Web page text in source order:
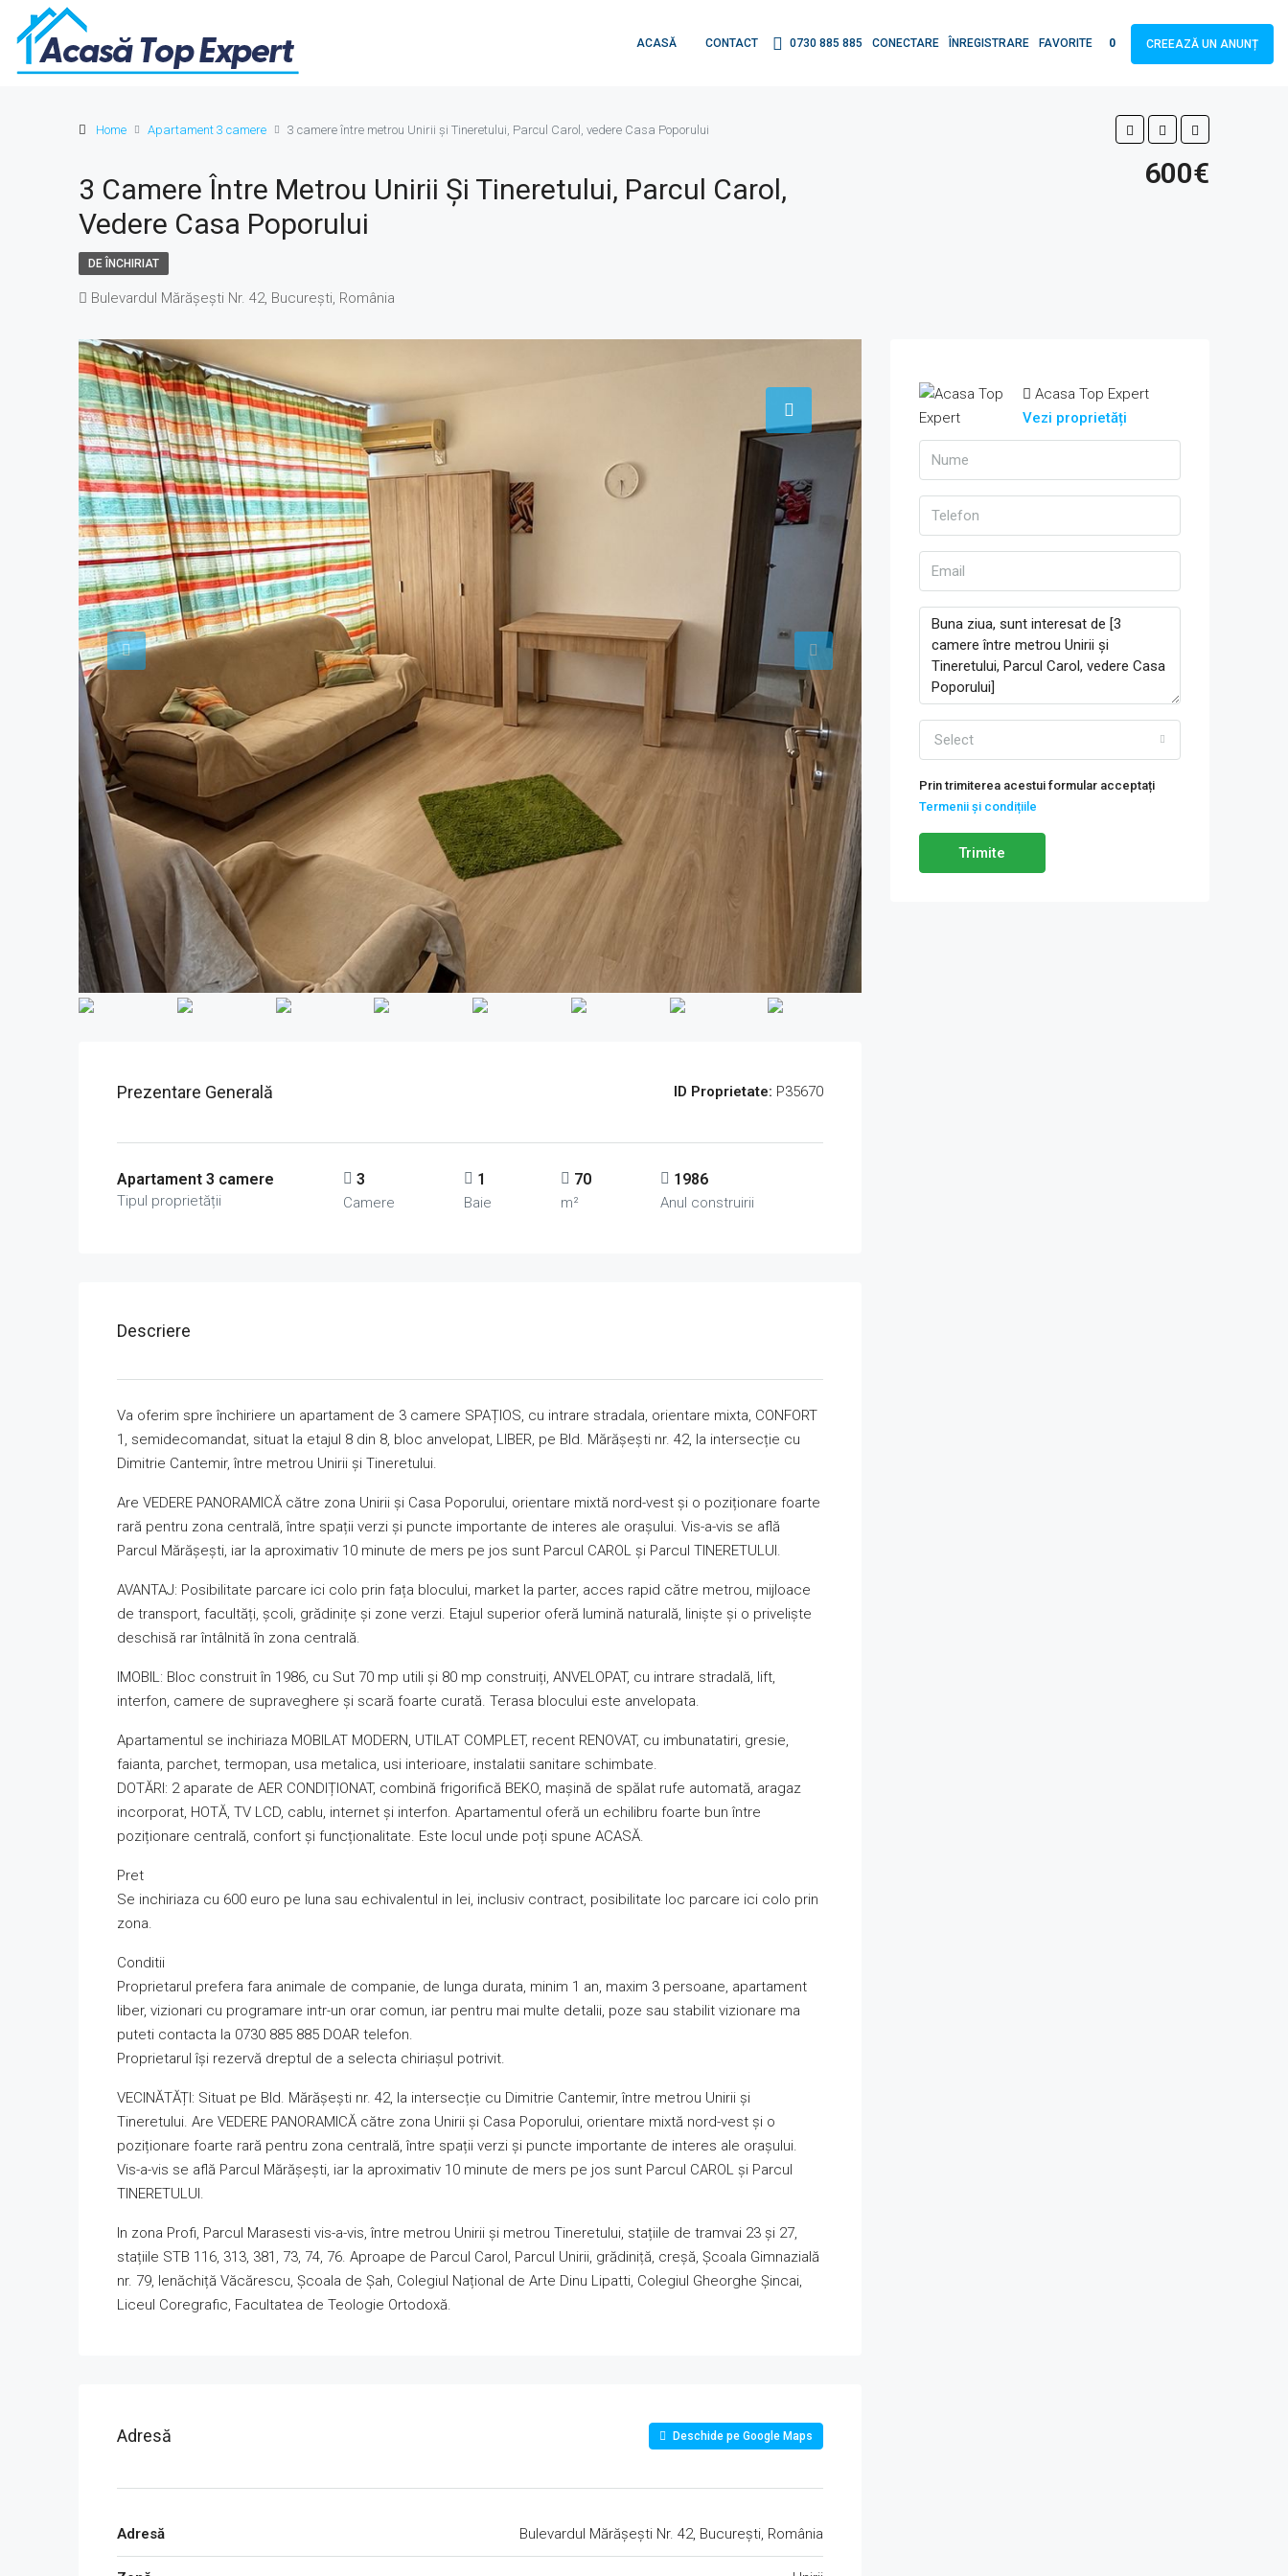
ACASĂ CONTACT 0730 885 885 CONECTARE ÎNREGISTRARE FAVORITE 0 CREEAZĂ UN ANUNȚ
Home Apartament 3 camere 3 camere între metrou Unirii și Tineretului, Parcul Carol, vedere Casa Poporului
3 Camere Între Metrou Unirii Și Tineretului, Parcul Carol,
Vedere Casa Poporului
600€
DE ÎNCHIRIAT
Bulevardul Mărășești Nr. 42, București, România
Prezentare Generală ID Proprietate: P35670
Apartament 3 camere
Tipul proprietății
3
Camere
1
Baie
70
m²
1986
Anul construirii
Descriere
Va oferim spre închiriere un apartament de 3 camere SPAȚIOS, cu intrare stradala, orientare mixta, CONFORT
1, semidecomandat, situat la etajul 8 din 8, bloc anvelopat, LIBER, pe Bld. Mărășești nr. 42, la intersecție cu
Dimitrie Cantemir, între metrou Unirii și Tineretului.
Are VEDERE PANORAMICĂ către zona Unirii și Casa Poporului, orientare mixtă nord-vest și o poziționare foarte
rară pentru zona centrală, între spații verzi și puncte importante de interes ale orașului. Vis-a-vis se află
Parcul Mărășești, iar la aproximativ 10 minute de mers pe jos sunt Parcul CAROL și Parcul TINERETULUI.
AVANTAJ: Posibilitate parcare ici colo prin fața blocului, market la parter, acces rapid către metrou, mijloace
de transport, facultăți, școli, grădinițe și zone verzi. Etajul superior oferă lumină naturală, liniște și o priveliște
deschisă rar întâlnită în zona centrală.
IMOBIL: Bloc construit în 1986, cu Sut 70 mp utili și 80 mp construiți, ANVELOPAT, cu intrare stradală, lift,
interfon, camere de supraveghere și scară foarte curată. Terasa blocului este anvelopata.
Apartamentul se inchiriaza MOBILAT MODERN, UTILAT COMPLET, recent RENOVAT, cu imbunatatiri, gresie,
faianta, parchet, termopan, usa metalica, usi interioare, instalatii sanitare schimbate.
DOTĂRI: 2 aparate de AER CONDIȚIONAT, combină frigorifică BEKO, mașină de spălat rufe automată, aragaz
incorporat, HOTĂ, TV LCD, cablu, internet și interfon. Apartamentul oferă un echilibru foarte bun între
poziționare centrală, confort și funcționalitate. Este locul unde poți spune ACASĂ.
Pret
Se inchiriaza cu 600 euro pe luna sau echivalentul in lei, inclusiv contract, posibilitate loc parcare ici colo prin
zona.
Conditii
Proprietarul prefera fara animale de companie, de lunga durata, minim 1 an, maxim 3 persoane, apartament
liber, vizionari cu programare intr-un orar comun, iar pentru mai multe detalii, poze sau stabilit vizionare ma
puteti contacta la 0730 885 885 DOAR telefon.
Proprietarul își rezervă dreptul de a selecta chiriașul potrivit.
VECINĂTĂȚI: Situat pe Bld. Mărășești nr. 42, la intersecție cu Dimitrie Cantemir, între metrou Unirii și
Tineretului. Are VEDERE PANORAMICĂ către zona Unirii și Casa Poporului, orientare mixtă nord-vest și o
poziționare foarte rară pentru zona centrală, între spații verzi și puncte importante de interes ale orașului.
Vis-a-vis se află Parcul Mărășești, iar la aproximativ 10 minute de mers pe jos sunt Parcul CAROL și Parcul
TINERETULUI.
In zona Profi, Parcul Marasesti vis-a-vis, între metrou Unirii și metrou Tineretului, stațiile de tramvai 23 și 27,
stațiile STB 116, 313, 381, 73, 74, 76. Aproape de Parcul Carol, Parcul Unirii, grădiniță, creșă, Școala Gimnazială
nr. 79, Ienăchiță Văcărescu, Școala de Șah, Colegiul Național de Arte Dinu Lipatti, Colegiul Gheorghe Șincai,
Liceul Coregrafic, Facultatea de Teologie Ortodoxă.
Adresă Deschide pe Google Maps
Adresă Bulevardul Mărășești Nr. 42, București, România
Acasa Top Expert
Vezi proprietăți
Select
Prin trimiterea acestui formular acceptați
Termenii și condițiile
Trimite